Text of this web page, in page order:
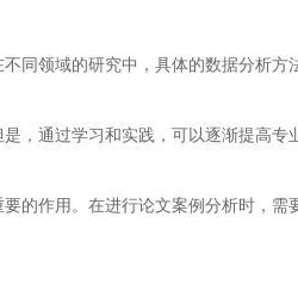
同领域的研究中，具体的数据分析方
，通过学习和实践，可以逐渐提高专
的作用。在进行论文案例分析时，